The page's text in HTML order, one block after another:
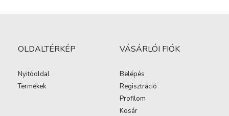
OLDALTÉRKÉP
Nyitóoldal
Termékek
VÁSÁRLÓI FIÓK
Belépés
Regisztráció
Profilom
Kosár